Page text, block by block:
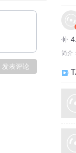
发表评论
简介：